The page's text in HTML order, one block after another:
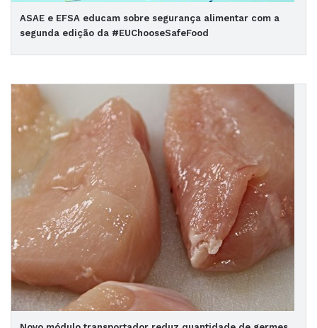
ASAE e EFSA educam sobre segurança alimentar com a
segunda edição da #EUChooseSafeFood